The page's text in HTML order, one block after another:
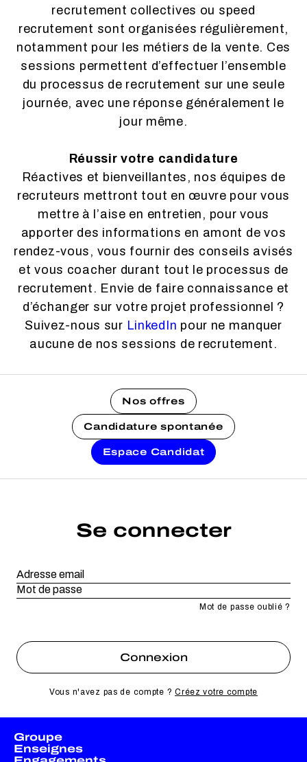
recrutement collectives ou speed
recrutement sont organisées régulièrement,
notamment pour les métiers de la vente. Ces
sessions permettent d’effectuer l’ensemble
du processus de recrutement sur une seule
journée, avec une réponse généralement le
jour même.
Réussir votre candidature
Réactives et bienveillantes, nos équipes de
recruteurs mettront tout en œuvre pour vous
mettre à l’aise en entretien, pour vous
apporter des informations en amont de vos
rendez-vous, vous fournir des conseils avisés
et vous coacher durant tout le processus de
recrutement. Envie de faire connaissance et
d’échanger sur votre projet professionnel ?
Suivez-nous sur LinkedIn pour ne manquer
aucune de nos sessions de recrutement.
Nos offres
Candidature spontanée
Espace Candidat
Se connecter
Mot de passe oublié ?
Vous n'avez pas de compte ?Créez votre compte
Groupe
Enseignes